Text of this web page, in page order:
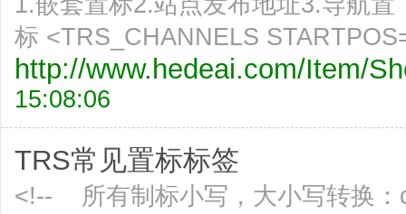
标 <TRS_CHANNELS
http://www.hedeai.com/Item/
15:08:06
TRS常见置标标签
<!-- 所有制标小写，大小写转换